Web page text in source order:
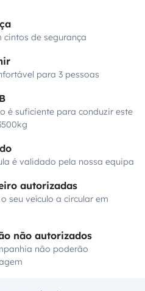
cintos de segurança
para 3 pessoas
é suficiente para conduzir este
é validado pela nossa equipa
autorizadas
seu veículo a circular em
não autorizados
não poderão